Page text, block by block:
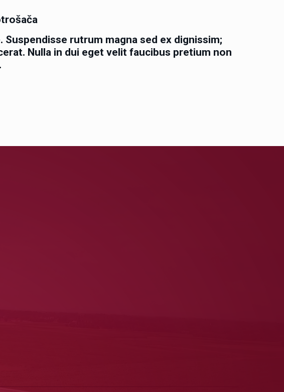
Suspendisse rutrum magna sed ex dignissim;
Nulla in dui eget velit faucibus pretium non